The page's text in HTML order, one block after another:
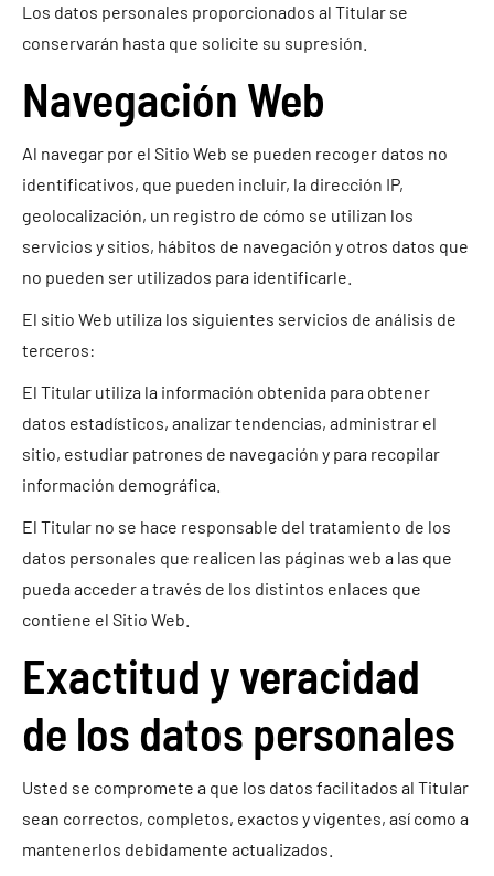
Los datos personales proporcionados al Titular se
conservarán hasta que solicite su supresión.
Navegación Web
Al navegar por el Sitio Web se pueden recoger datos no
identificativos, que pueden incluir, la dirección IP,
geolocalización, un registro de cómo se utilizan los
servicios y sitios, hábitos de navegación y otros datos que
no pueden ser utilizados para identificarle.
El sitio Web utiliza los siguientes servicios de análisis de
terceros:
El Titular utiliza la información obtenida para obtener
datos estadísticos, analizar tendencias, administrar el
sitio, estudiar patrones de navegación y para recopilar
información demográfica.
El Titular no se hace responsable del tratamiento de los
datos personales que realicen las páginas web a las que
pueda acceder a través de los distintos enlaces que
contiene el Sitio Web.
Exactitud y veracidad
de los datos personales
Usted se compromete a que los datos facilitados al Titular
sean correctos, completos, exactos y vigentes, así como a
mantenerlos debidamente actualizados.